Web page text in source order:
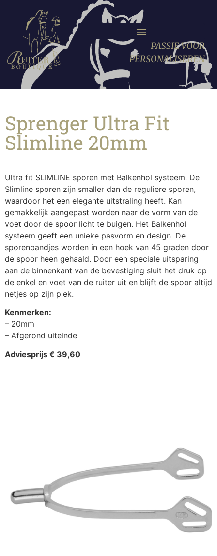
PASSIE VOOR
PERSONALISEREN
Sprenger Ultra Fit
Slimline 20mm
Ultra fit SLIMLINE sporen met Balkenhol systeem. De
Slimline sporen zijn smaller dan de reguliere sporen,
waardoor het een elegante uitstraling heeft. Kan
gemakkelijk aangepast worden naar de vorm van de
voet door de spoor licht te buigen. Het Balkenhol
systeem geeft een unieke pasvorm en design. De
sporenbandjes worden in een hoek van 45 graden door
de spoor heen gehaald. Door een speciale uitsparing
aan de binnenkant van de bevestiging sluit het druk op
de enkel en voet van de ruiter uit en blijft de spoor altijd
netjes op zijn plek.
Kenmerken:
– 20mm
– Afgerond uiteinde
Adviesprijs € 39,60